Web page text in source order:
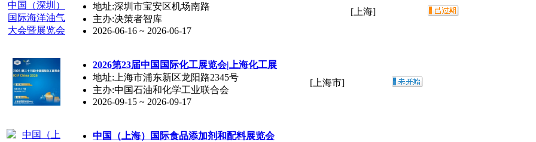
地址:深圳市宝安区机场南路
主办:决策者智库
2026-06-16 ~ 2026-06-17
[上海]
2026第23届中国国际化工展览会|上海化工展
地址:上海市浦东新区龙阳路2345号
主办:中国石油和化学工业联合会
2026-09-15 ~ 2026-09-17
[上海市]
中国（上海）国际食品添加剂和配料展览会